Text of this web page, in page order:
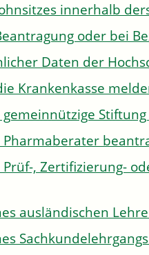
innerhalb
oder bei
Daten der
Krankenkasse
, Zertifizierung-
ausländischen